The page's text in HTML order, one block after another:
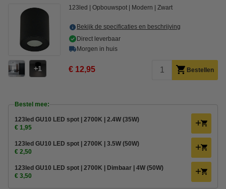
1
123led Opbouwspot Modern Zwart
Bekijk de specificaties en beschrijving
Direct leverbaar
Morgen in huis
€ 12,95 Bestellen
Bestel mee:
123led GU10 LED spot | 2700K | 2.4W (35W)
€ 1,95
123led GU10 LED spot | 2700K | 3.5W (50W)
€ 2,50
123led GU10 LED spot | 2700K | Dimbaar | 4W (50W)
€ 3,50